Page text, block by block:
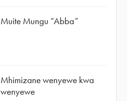
Muite Mungu “Abba”
Mhimizane wenyewe kwa
wenyewe